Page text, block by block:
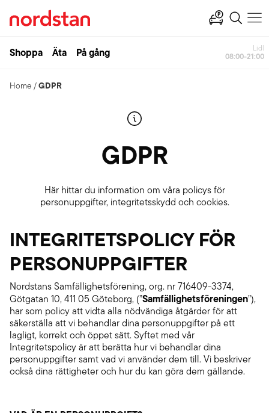
Shoppa Äta På gång Ahlsell
Open
Home /GDPR
GDPR
Här hittar du information om våra policys för
personuppgifter, integritetsskydd och cookies.
INTEGRITETSPOLICY FÖR
PERSONUPPGIFTER
Nordstans Samfällighetsförening, org. nr 716409-3374,
Götgatan 10, 411 05 Göteborg, (”Samfällighetsföreningen”),
har som policy att vidta alla nödvändiga åtgärder för att
säkerställa att vi behandlar dina personuppgifter på ett
lagligt, korrekt och öppet sätt. Syftet med vår
Integritetspolicy är att berätta hur vi behandlar dina
personuppgifter samt vad vi använder dem till. Vi beskriver
också dina rättigheter och hur du kan göra dem gällande.